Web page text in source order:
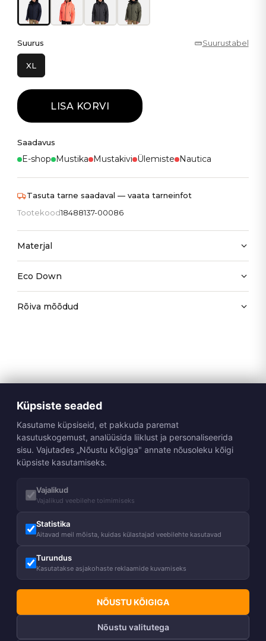
Suurus Suurustabel
XL
LISA KORVI
Saadavus
E-shop Mustika Mustakivi Ülemiste Nautica
Tasuta tarne saadaval — vaata tarneinfot
Tootekood18488137-00086
Materjal
Eco Down
Rõiva mõõdud
Küpsiste seaded
Kasutame küpsiseid, et pakkuda paremat
kasutuskogemust, analüüsida liiklust ja personaliseerida
sisu. Vajutades „Nõustu kõigiga" annate nõusoleku kõigi
küpsiste kasutamiseks.
Vajalikud
Vajalikud veebilehe toimimiseks
Statistika
Aitavad meil mõista, kuidas külastajad veebilehte kasutavad
Turundus
Kasutatakse asjakohaste reklaamide kuvamiseks
NÕUSTU KÕIGIGA
Nõustu valitutega